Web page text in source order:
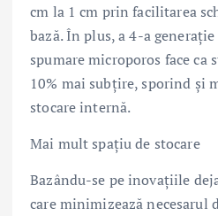
cm la 1 cm prin facilitarea
bază. În plus, a 4-a
spumare microporos face ca
10% mai subțire, sporind și
stocare internă.
Mai mult spațiu de stocare
Bazându-se pe inovațiile
care minimizează necesarul